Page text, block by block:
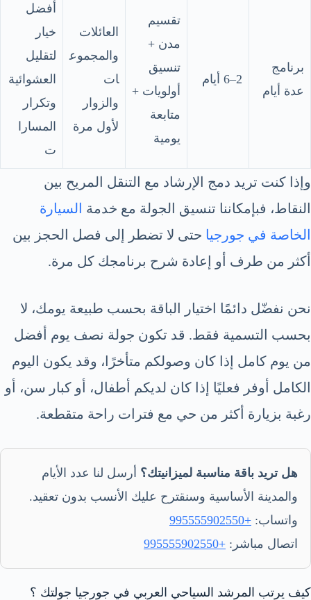
برنامج
عدة أيام
2–6 أيام
تقسيم
مدن +
تنسيق
أولويات +
متابعة
يومية
العائلات
والمجموع
ات
والزوار
لأول مرة
أفضل
خيار
لتقليل
العشوائية
وتكرار
المسارا
ت
وإذا كنت تريد دمج الإرشاد مع التنقل المريح بين
النقاط، فبإمكاننا تنسيق الجولة مع خدمة السيارة
الخاصة في جورجيا حتى لا تضطر إلى فصل الحجز بين
أكثر من طرف أو إعادة شرح برنامجك كل مرة.
نحن نفضّل دائمًا اختيار الباقة بحسب طبيعة يومك، لا
بحسب التسمية فقط. قد تكون جولة نصف يوم أفضل
من يوم كامل إذا كان وصولكم متأخرًا، وقد يكون اليوم
الكامل أوفر فعليًا إذا كان لديكم أطفال، أو كبار سن، أو
رغبة بزيارة أكثر من حي مع فترات راحة متقطعة.
هل تريد باقة مناسبة لميزانيتك؟ أرسل لنا عدد الأيام
والمدينة الأساسية وسنقترح عليك الأنسب بدون تعقيد.
واتساب: +995555902550
اتصال مباشر: +995555902550
كيف يرتب المرشد السياحي العربي في جورجيا جولتك ؟